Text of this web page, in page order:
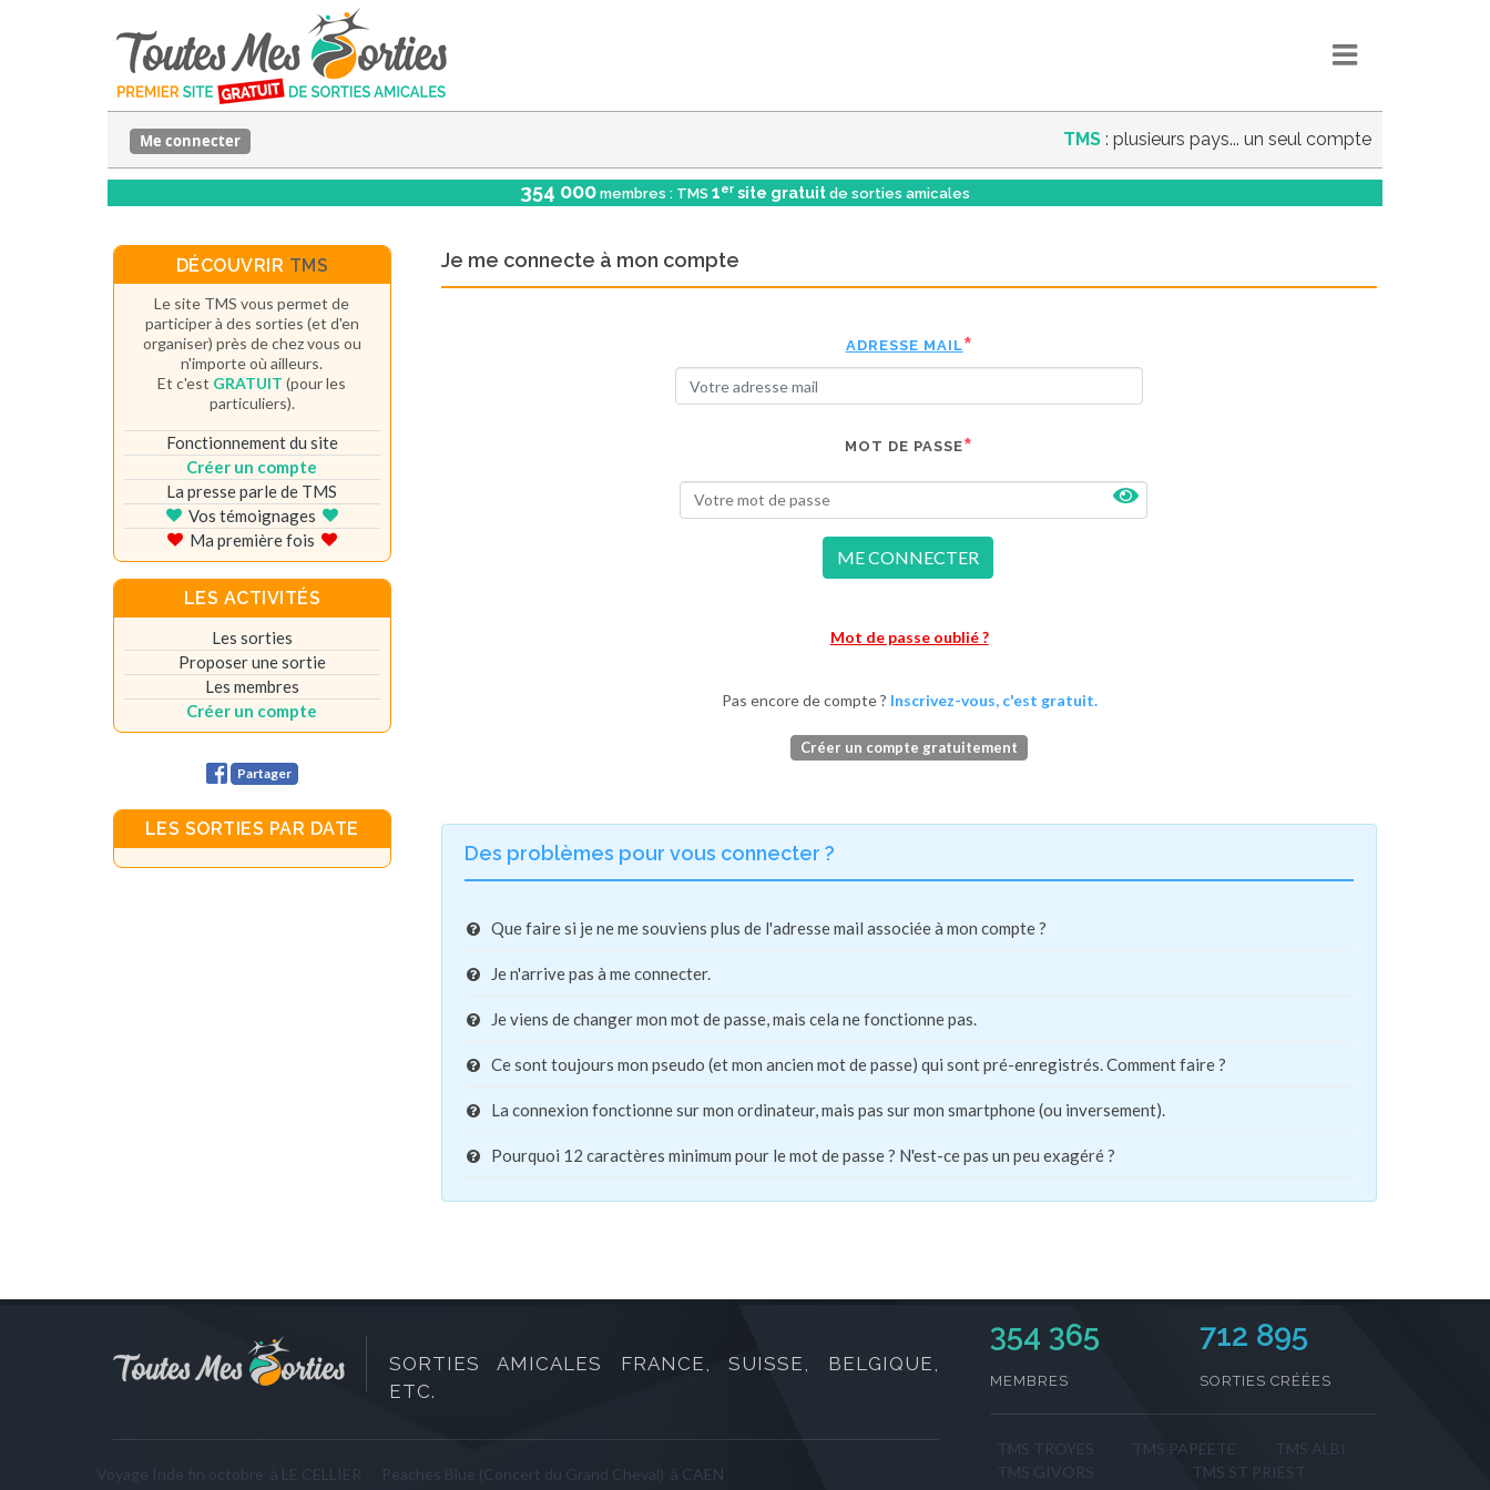
TMS : plusieurs pays... un seul compte
Me connecter
354 000 membres : TMS 1er site gratuit de sorties amicales
Je me connecte à mon compte
ADRESSE MAIL
MOT DE PASSE
ME CONNECTER
Mot de passe oublié ?
Pas encore de compte ? Inscrivez-vous, c'est gratuit.
Créer un compte gratuitement
Des problèmes pour vous connecter ?
Que faire si je ne me souviens plus de l'adresse mail associée à mon compte ?
Je n'arrive pas à me connecter.
Je viens de changer mon mot de passe, mais cela ne fonctionne pas.
Ce sont toujours mon pseudo (et mon ancien mot de passe) qui sont pré-enregistrés. Comment faire ?
La connexion fonctionne sur mon ordinateur, mais pas sur mon smartphone (ou inversement).
Pourquoi 12 caractères minimum pour le mot de passe ? N'est-ce pas un peu exagéré ?
DÉCOUVRIR TMS
Le site TMS vous permet de
participer à des sorties (et d'en
organiser) près de chez vous ou
n'importe où ailleurs.
Et c'est GRATUIT (pour les
particuliers).
Fonctionnement du site
Créer un compte
La presse parle de TMS
Vos témoignages
Ma première fois
LES ACTIVITÉS
Les sorties
Proposer une sortie
Les membres
Créer un compte
Partager
LES SORTIES PAR DATE
SORTIES AMICALES FRANCE, SUISSE, BELGIQUE,
ETC.
Voyage Inde fin octobre à LE CELLIER
Peaches Blue (Concert du Grand Cheval) à CAEN
354 365
MEMBRES
712 895
SORTIES CRÉÉES
TMS TROYES TMS PAPEETE
TMS ALBI
TMS ST PRIEST